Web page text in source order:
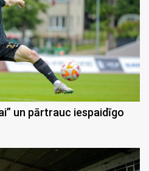
un pārtrauc iespaidīgo